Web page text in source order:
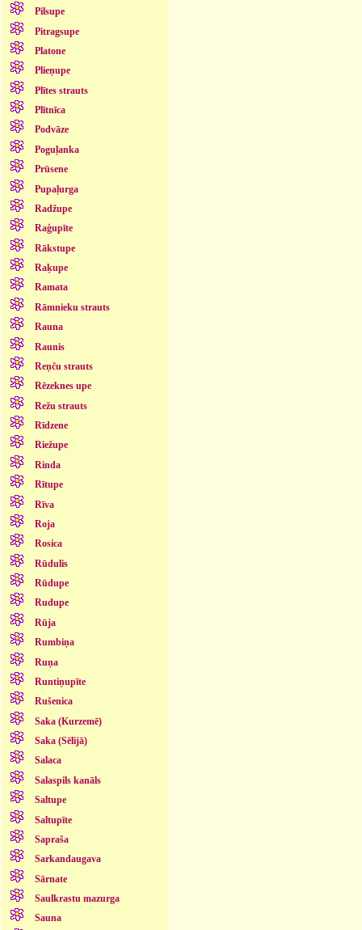
Pilsupe
Pitragsupe
Platone
Plieņupe
Plītes strauts
Plītnīca
Podvāze
Poguļanka
Prūsene
Pupaļurga
Radžupe
Raģupīte
Rākstupe
Raķupe
Ramata
Rāmnieku strauts
Rauna
Raunis
Reņču strauts
Rēzeknes upe
Režu strauts
Rīdzene
Riežupe
Rinda
Rītupe
Rīva
Roja
Rosica
Rūdulis
Rūdupe
Rudupe
Rūja
Rumbiņa
Ruņa
Runtiņupīte
Rušenica
Saka (Kurzemē)
Saka (Sēlijā)
Salaca
Salaspils kanāls
Saltupe
Saltupīte
Sapraša
Sarkandaugava
Sārnate
Saulkrastu mazurga
Sauna